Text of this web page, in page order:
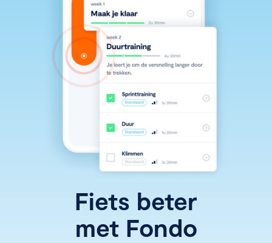
Fiets beter
met Fondo